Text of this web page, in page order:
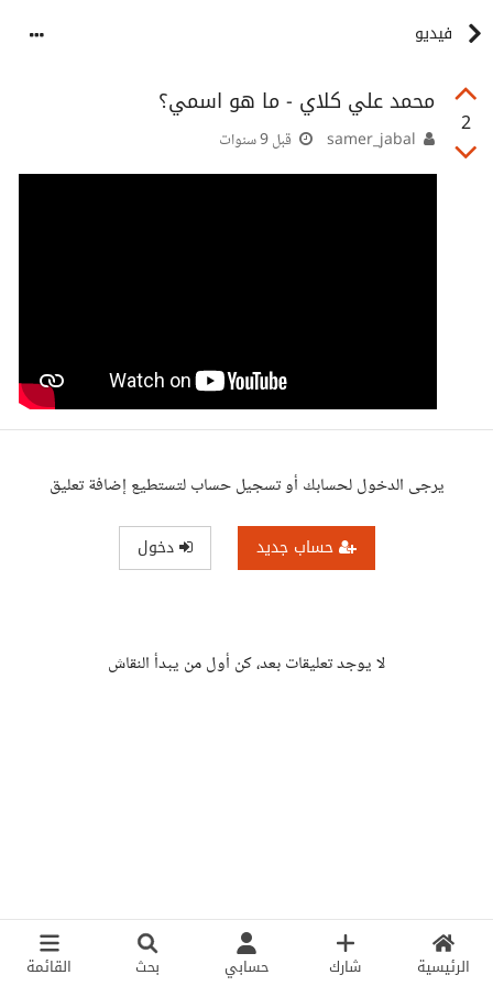
الرئيسية شارك حسابي بحث القائمة
فيديو
2
محمد علي كلاي - ما هو اسمي؟
قبل 9 سنوات
يرجى الدخول لحسابك أو تسجيل حساب لتستطيع إضافة تعليق
حساب جديد دخول
لا يوجد تعليقات بعد، كن أول من يبدأ النقاش